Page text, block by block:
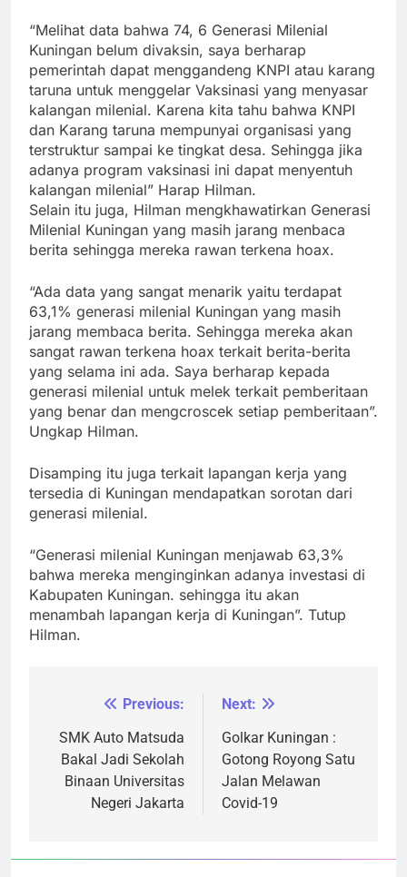
“Melihat data bahwa 74, 6 Generasi Milenial
Kuningan belum divaksin, saya berharap
pemerintah dapat menggandeng KNPI atau karang
taruna untuk menggelar Vaksinasi yang menyasar
kalangan milenial. Karena kita tahu bahwa KNPI
dan Karang taruna mempunyai organisasi yang
terstruktur sampai ke tingkat desa. Sehingga jika
adanya program vaksinasi ini dapat menyentuh
kalangan milenial” Harap Hilman.
Selain itu juga, Hilman mengkhawatirkan Generasi
Milenial Kuningan yang masih jarang menbaca
berita sehingga mereka rawan terkena hoax.
“Ada data yang sangat menarik yaitu terdapat
63,1% generasi milenial Kuningan yang masih
jarang membaca berita. Sehingga mereka akan
sangat rawan terkena hoax terkait berita-berita
yang selama ini ada. Saya berharap kepada
generasi milenial untuk melek terkait pemberitaan
yang benar dan mengcroscek setiap pemberitaan”.
Ungkap Hilman.
Disamping itu juga terkait lapangan kerja yang
tersedia di Kuningan mendapatkan sorotan dari
generasi milenial.
“Generasi milenial Kuningan menjawab 63,3%
bahwa mereka menginginkan adanya investasi di
Kabupaten Kuningan. sehingga itu akan
menambah lapangan kerja di Kuningan”. Tutup
Hilman.
Navigasi
pos
Previous:
SMK Auto Matsuda
Bakal Jadi Sekolah
Binaan Universitas
Negeri Jakarta
Next:
Golkar Kuningan :
Gotong Royong Satu
Jalan Melawan
Covid-19